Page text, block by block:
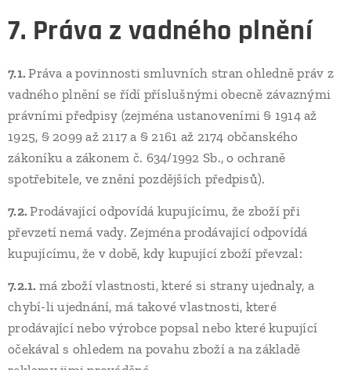
7. Práva z vadného plnění
7.1.Práva a povinnosti smluvních stran ohledně práv z
vadného plnění se řídí příslušnými obecně závaznými
právními předpisy (zejména ustanoveními § 1914 až
1925, § 2099 až 2117 a § 2161 až 2174 občanského
zákoníku a zákonem č. 634/1992 Sb., o ochraně
spotřebitele, ve znění pozdějších předpisů).
7.2.Prodávající odpovídá kupujícímu, že zboží při
převzetí nemá vady. Zejména prodávající odpovídá
kupujícímu, že v době, kdy kupující zboží převzal:
7.2.1. má zboží vlastnosti, které si strany ujednaly, a
chybí-li ujednání, má takové vlastnosti, které
prodávající nebo výrobce popsal nebo které kupující
očekával s ohledem na povahu zboží a na základě